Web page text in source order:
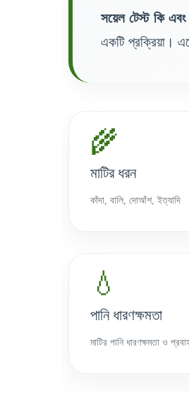
সয়েল টেস্ট কি
একটি প্রক্রিয়া।
🌾
মাটির ধরন
কাঁদা, বালি, দোআঁশ, ইত্যাদি
💧
পানি ধারণক্ষমতা
মাটির পানি ধারণক্ষমতা ও